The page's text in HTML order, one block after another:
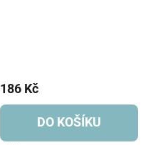
186 Kč
DO KOŠÍKU